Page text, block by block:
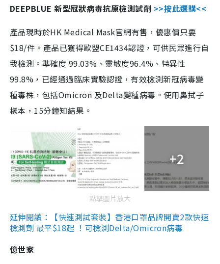
DEEPBLUE 新型冠狀病毒抗原檢測試劑 >>按此選購<<
產品現時於HK Medical Mask官網有售，優惠價只要
$18/件。產品已獲得歐盟CE1434認證，可供民眾進行自
我檢測。準確度 99.03%、靈敏度96.4%、特異性
99.8%，已經通過臨床實驗認證，有效檢測新冠病毒變
種毒株，包括Omicron 及Delta變種病毒。使用鼻拭子
樣本，15分鐘知結果。
+2
點擊圖片放大
延伸閱讀：【快速測試套裝】香港口罩品牌開賣2款快速
檢測劑 最平$18起 ！可檢測Delta/Omicron病毒
億世家